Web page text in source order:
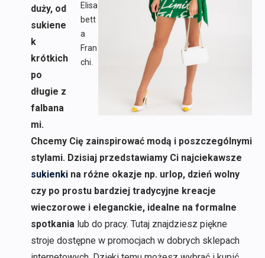
Elisa
bett
a
Fran
chi.
duży, od
sukiene
k
krótkich
po
długie z
falbana
mi.
Chcemy Cię zainspirować modą i poszczególnymi
stylami. Dzisiaj przedstawiamy Ci najciekawsze
sukienkina różne okazje np. urlop, dzień wolny
czy po prostu bardziej tradycyjne kreacje
wieczorowe i eleganckie, idealne na formalne
spotkanialub do pracy. Tutaj znajdziesz piękne
stroje dostępne w promocjach w dobrych sklepach